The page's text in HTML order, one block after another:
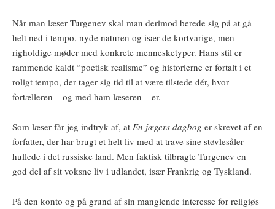
Når man læser Turgenev skal man derimod berede sig på at gå
helt ned i tempo, nyde naturen og især de kortvarige, men
righoldige møder med konkrete mennesketyper. Hans stil er
rammende kaldt “poetisk realisme” og historierne er fortalt i et
roligt tempo, der tager sig tid til at være tilstede dér, hvor
fortælleren – og med ham læseren – er.
Som læser får jeg indtryk af, at En jægers dagbog er skrevet af en
forfatter, der har brugt et helt liv med at trave sine støvlesåler
hullede i det russiske land. Men faktisk tilbragte Turgenev en
god del af sit voksne liv i udlandet, især Frankrig og Tyskland.
På den konto og på grund af sin manglende interesse for religiøs